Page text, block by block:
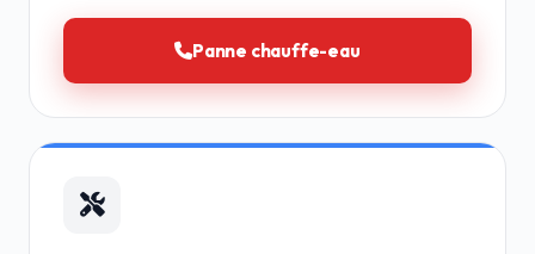
Panne chauffe-eau